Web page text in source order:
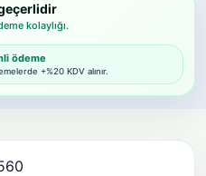
kolaylığı.
ödeme
+%20 KDV alınır.